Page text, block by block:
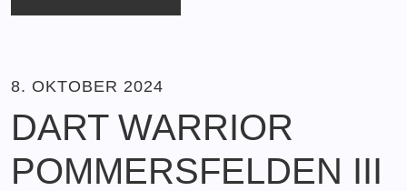
8. OKTOBER 2024
DART WARRIOR
POMMERSFELDEN III